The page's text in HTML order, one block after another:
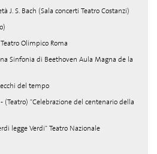
J. S. Bach (Sala concerti Teatro Costanzi)
Olimpico Roma
Sinfonia di Beethoven Aula Magna de la
del tempo
"Celebrazione del centenario della
legge Verdi" Teatro Nazionale